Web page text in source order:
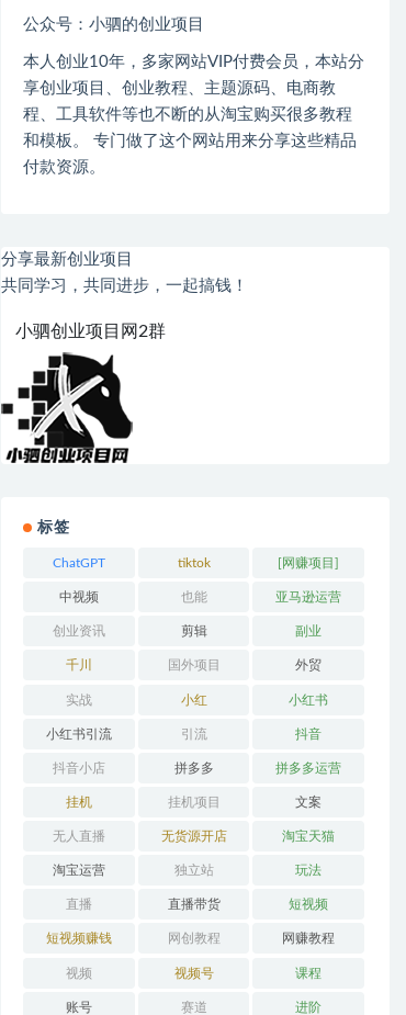
公众号：小驷的创业项目
本人创业10年，多家网站VIP付费会员，本站分
享创业项目、创业教程、主题源码、电商教
程、工具软件等也不断的从淘宝购买很多教程
和模板。 专门做了这个网站用来分享这些精品
付款资源。
分享最新创业项目
共同学习，共同进步，一起搞钱！
小驷创业项目网2群
标签
ChatGPT tiktok [网赚项目]
中视频 也能 亚马逊运营
创业资讯 剪辑 副业
千川 国外项目 外贸
实战 小红 小红书
小红书引流 引流 抖音
抖音小店 拼多多 拼多多运营
挂机 挂机项目 文案
无人直播 无货源开店 淘宝天猫
淘宝运营 独立站 玩法
直播 直播带货 短视频
短视频赚钱 网创教程 网赚教程
视频 视频号 课程
账号 赛道 进阶